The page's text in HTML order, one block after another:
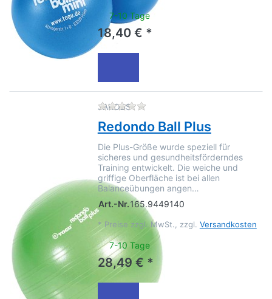
7-10 Tage
18,40 € *
JAKOBS Zu diesem Produkt liegen
Redondo Ball Plus
Die Plus-Größe wurde speziell für
sicheres und gesundheitsförderndes
Training entwickelt. Die weiche und
griffige Oberfläche ist bei allen
Balanceübungen angen…
Art.-Nr.165.9449140
* Preise zzgl. MwSt., zzgl. Versandkosten
7-10 Tage
28,49 € *